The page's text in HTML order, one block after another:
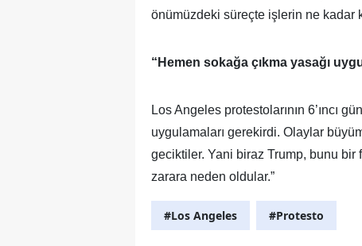
önümüzdeki süreçte işlerin ne kadar
“Hemen sokağa çıkma yasağı
Los Angeles protestolarının 6’ıncı
uygulamaları gerekirdi. Olaylar
geciktiler. Yani biraz Trump, bunu bir
zarara neden oldular.”
#Los Angeles #Protesto